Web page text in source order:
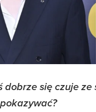
dobrze się czuje